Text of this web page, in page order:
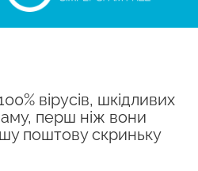
вірусів, шкідливих
перш ніж вони
поштову скриньку